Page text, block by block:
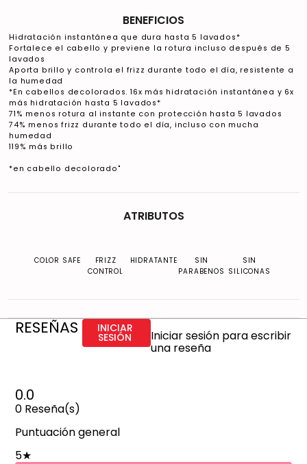
BENEFICIOS
Hidratación instantánea que dura hasta 5 lavados*
Fortalece el cabello y previene la rotura incluso después de 5
lavados
Aporta brillo y controla el frizz durante todo el día, resistente a
la humedad
*En cabellos decolorados. 16x más hidratación instantánea y 6x
más hidratación hasta 5 lavados*
71% menos rotura al instante con protección hasta 5 lavados
74% menos frizz durante todo el día, incluso con mucha
humedad
119% más brillo
*en cabello decolorado"
ATRIBUTOS
COLOR SAFE
FRIZZ
CONTROL
HIDRATANTE
SIN
PARABENOS
SIN
SILICONAS
RESEÑAS INICIAR
SESIÓN Iniciar sesión para escribir
una reseña
0.0
0 Reseña(s)
Puntuación general
5★